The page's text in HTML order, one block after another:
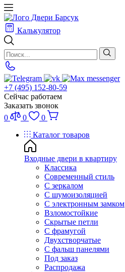
Калькулятор
+7 (495) 152-80-59
Сейчас работаем
Заказать звонок
0
0
0
Каталог товаров
Входные двери в квартиру
Классика
Современный стиль
С зеркалом
С шумоизоляцией
С электронным замком
Взломостойкие
Скрытые петли
С фрамугой
Двухстворчатые
С фальш панелями
Под заказ
Распродажа